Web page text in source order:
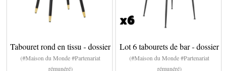
Tabouret rond en tissu - dossier
(#Maison du Monde #Partenariat
rémunéré)
Lot 6 tabourets de bar - dossier
(#Maison du Monde #Partenariat
rémunéré)